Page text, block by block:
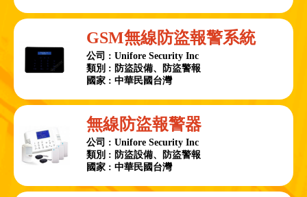
GSM無線防盜報警系統
公司 : Unifore Security Inc
類別 : 防盜設備、防盜警報
國家 : 中華民國台灣
無線防盜報警器
公司 : Unifore Security Inc
類別 : 防盜設備、防盜警報
國家 : 中華民國台灣